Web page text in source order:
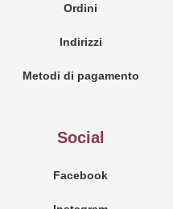
Ordini
Indirizzi
Metodi di pagamento
Social
Facebook